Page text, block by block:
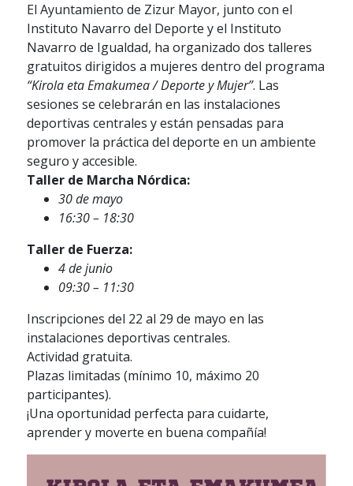
El Ayuntamiento de Zizur Mayor, junto con el
Instituto Navarro del Deporte y el Instituto
Navarro de Igualdad, ha organizado dos talleres
gratuitos dirigidos a mujeres dentro del programa
“Kirola eta Emakumea / Deporte y Mujer”. Las
sesiones se celebrarán en las instalaciones
deportivas centrales y están pensadas para
promover la práctica del deporte en un ambiente
seguro y accesible.
Taller de Marcha Nórdica:
30 de mayo
16:30 – 18:30
Taller de Fuerza:
4 de junio
09:30 – 11:30
Inscripciones del 22 al 29 de mayo en las
instalaciones deportivas centrales.
Actividad gratuita.
Plazas limitadas (mínimo 10, máximo 20
participantes).
¡Una oportunidad perfecta para cuidarte,
aprender y moverte en buena compañía!